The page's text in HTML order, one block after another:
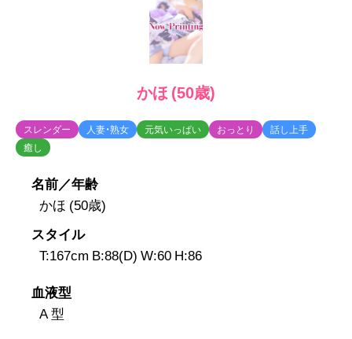
かほ (50歳)
スレンダー 人妻・熟女 元気いっぱい おっとり
話し上手
癒し
名前／年齢
かほ (50歳)
スタイル
T:167cm B:88(D) W:60 H:86
血液型
A 型